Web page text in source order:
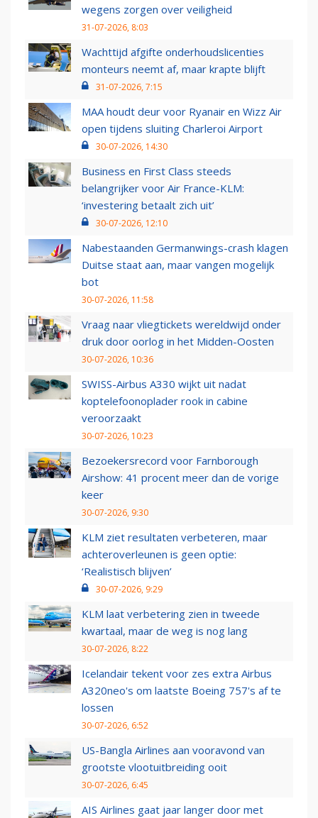
wegens zorgen over veiligheid
31-07-2026, 8:03
Wachttijd afgifte onderhoudslicenties
monteurs neemt af, maar krapte blijft
31-07-2026, 7:15
MAA houdt deur voor Ryanair en Wizz Air
open tijdens sluiting Charleroi Airport
30-07-2026, 14:30
Business en First Class steeds
belangrijker voor Air France-KLM:
‘investering betaalt zich uit’
30-07-2026, 12:10
Nabestaanden Germanwings-crash klagen
Duitse staat aan, maar vangen mogelijk
bot
30-07-2026, 11:58
Vraag naar vliegtickets wereldwijd onder
druk door oorlog in het Midden-Oosten
30-07-2026, 10:36
SWISS-Airbus A330 wijkt uit nadat
koptelefoonoplader rook in cabine
veroorzaakt
30-07-2026, 10:23
Bezoekersrecord voor Farnborough
Airshow: 41 procent meer dan de vorige
keer
30-07-2026, 9:30
KLM ziet resultaten verbeteren, maar
achteroverleunen is geen optie:
‘Realistisch blijven’
30-07-2026, 9:29
KLM laat verbetering zien in tweede
kwartaal, maar de weg is nog lang
30-07-2026, 8:22
Icelandair tekent voor zes extra Airbus
A320neo's om laatste Boeing 757's af te
lossen
30-07-2026, 6:52
US-Bangla Airlines aan vooravond van
grootste vlootuitbreiding ooit
30-07-2026, 6:45
AIS Airlines gaat jaar langer door met